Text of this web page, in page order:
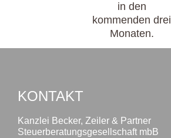
in den
kommenden drei
Monaten.
KONTAKT
Kanzlei Becker, Zeiler & Partner
Steuerberatungsgesellschaft mbB